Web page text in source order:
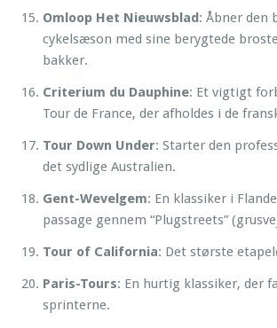
Omloop Het Nieuwsblad: Åbner den
cykelsæson med sine berygtede
bakker.
Criterium du Dauphine: Et vigtigt
Tour de France, der afholdes i de
Tour Down Under: Starter den
det sydlige Australien.
Gent-Wevelgem: En klassiker i
passage gennem “Plugstreets”
Tour of California: Det største
Paris-Tours: En hurtig klassiker, der
sprinterne.